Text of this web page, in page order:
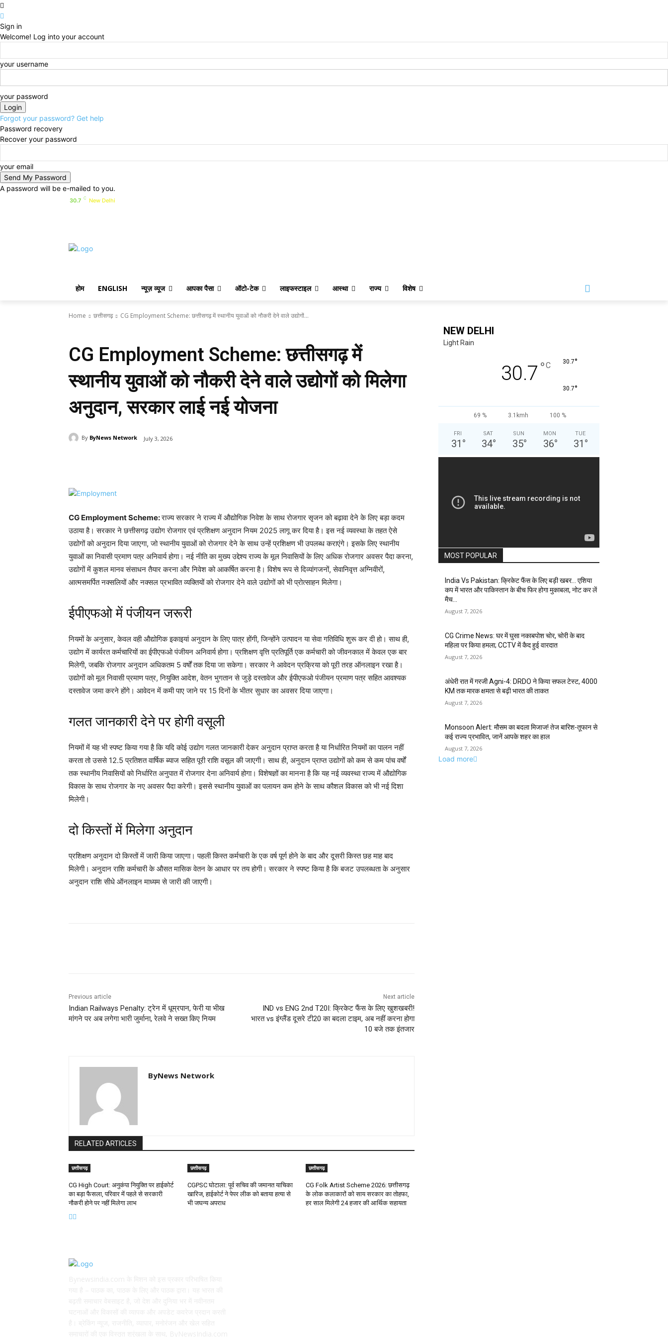
Sign in
Welcome! Log into your account
your username
your password
Forgot your password? Get help
Password recovery
Recover your password
your email
A password will be e-mailed to you.
30.7 C New Delhi
होम ENGLISH न्यूज़ व्यूज आपका पैसा ऑटो-टेक लाइफस्टाइल आस्था राज्य विशेष
Home छत्तीसगढ़ CG Employment Scheme: छत्तीसगढ़ में स्थानीय युवाओं को नौकरी देने वाले उद्योगों...
CG Employment Scheme: छत्तीसगढ़ में
स्थानीय युवाओं को नौकरी देने वाले उद्योगों को मिलेगा
अनुदान, सरकार लाई नई योजना
By ByNews Network July 3, 2026
CG Employment Scheme:राज्य सरकार ने राज्य में औद्योगिक निवेश के साथ रोजगार सृजन को बढ़ावा देने के लिए बड़ा कदम
उठाया है। सरकार ने छत्तीसगढ़ उद्योग रोजगार एवं प्रशिक्षण अनुदान नियम 2025 लागू कर दिया है। इस नई व्यवस्था के तहत ऐसे
उद्योगों को अनुदान दिया जाएगा, जो स्थानीय युवाओं को रोजगार देने के साथ उन्हें प्रशिक्षण भी उपलब्ध कराएंगे। इसके लिए स्थानीय
युवाओं का निवासी प्रमाण पत्र अनिवार्य होगा। नई नीति का मुख्य उद्देश्य राज्य के मूल निवासियों के लिए अधिक रोजगार अवसर पैदा करना,
उद्योगों में कुशल मानव संसाधन तैयार करना और निवेश को आकर्षित करना है। विशेष रूप से दिव्यांगजनों, सेवानिवृत्त अग्निवीरों,
आत्मसमर्पित नक्सलियों और नक्सल प्रभावित व्यक्तियों को रोजगार देने वाले उद्योगों को भी प्रोत्साहन मिलेगा।
ईपीएफओ में पंजीयन जरूरी
नियमों के अनुसार, केवल वही औद्योगिक इकाइयां अनुदान के लिए पात्र होंगी, जिन्होंने उत्पादन या सेवा गतिविधि शुरू कर दी हो। साथ ही,
उद्योग में कार्यरत कर्मचारियों का ईपीएफओ पंजीयन अनिवार्य होगा। प्रशिक्षण वृत्ति प्रतिपूर्ति एक कर्मचारी को जीवनकाल में केवल एक बार
मिलेगी, जबकि रोजगार अनुदान अधिकतम 5 वर्षों तक दिया जा सकेगा। सरकार ने आवेदन प्रक्रिया को पूरी तरह ऑनलाइन रखा है।
उद्योगों को मूल निवासी प्रमाण पत्र, नियुक्ति आदेश, वेतन भुगतान से जुड़े दस्तावेज और ईपीएफओ पंजीयन प्रमाण पत्र सहित आवश्यक
दस्तावेज जमा करने होंगे। आवेदन में कमी पाए जाने पर 15 दिनों के भीतर सुधार का अवसर दिया जाएगा।
गलत जानकारी देने पर होगी वसूली
नियमों में यह भी स्पष्ट किया गया है कि यदि कोई उद्योग गलत जानकारी देकर अनुदान प्राप्त करता है या निर्धारित नियमों का पालन नहीं
करता तो उससे 12.5 प्रतिशत वार्षिक ब्याज सहित पूरी राशि वसूल की जाएगी। साथ ही, अनुदान प्राप्त उद्योगों को कम से कम पांच वर्षों
तक स्थानीय निवासियों को निर्धारित अनुपात में रोजगार देना अनिवार्य होगा। विशेषज्ञों का मानना है कि यह नई व्यवस्था राज्य में औद्योगिक
विकास के साथ रोजगार के नए अवसर पैदा करेगी। इससे स्थानीय युवाओं का पलायन कम होने के साथ कौशल विकास को भी नई दिशा
मिलेगी।
दो किस्तों में मिलेगा अनुदान
प्रशिक्षण अनुदान दो किस्तों में जारी किया जाएगा। पहली किस्त कर्मचारी के एक वर्ष पूर्ण होने के बाद और दूसरी किस्त छह माह बाद
मिलेगी। अनुदान राशि कर्मचारी के औसत मासिक वेतन के आधार पर तय होगी। सरकार ने स्पष्ट किया है कि बजट उपलब्धता के अनुसार
अनुदान राशि सीधे ऑनलाइन माध्यम से जारी की जाएगी।
Previous article
Indian Railways Penalty: ट्रेन में धूम्रपान, फेरी या भीख
मांगने पर अब लगेगा भारी जुर्माना, रेलवे ने सख्त किए नियम
Next article
IND vs ENG 2nd T20I: क्रिकेट फैंस के लिए खुशखबरी!
भारत vs इंग्लैंड दूसरे टी20 का बदला टाइम, अब नहीं करना होगा
10 बजे तक इंतजार
ByNews Network
RELATED ARTICLES
छत्तीसगढ़
CG High Court: अनुकंपा नियुक्ति पर हाईकोर्ट
का बड़ा फैसला, परिवार में पहले से सरकारी
नौकरी होने पर नहीं मिलेगा लाभ
छत्तीसगढ़
CGPSC घोटाला: पूर्व सचिव की जमानत याचिका
खारिज, हाईकोर्ट ने पेपर लीक को बताया हत्या से
भी जघन्य अपराध
छत्तीसगढ़
CG Folk Artist Scheme 2026: छत्तीसगढ़
के लोक कलाकारों को साय सरकार का तोहफा,
हर साल मिलेगी 24 हजार की आर्थिक सहायता
NEW DELHI
Light Rain
30.7 °C 30.7°
30.7°
69 % 3.1kmh 100 %
FRI
31 °
SAT
34°
SUN
35°
MON
36°
TUE
31 °
MOST POPULAR
India Vs Pakistan: क्रिकेट फैंस के लिए बड़ी खबर… एशिया
कप में भारत और पाकिस्तान के बीच फिर होगा मुकाबला, नोट कर लें
मैच...
August 7, 2026
CG Crime News: घर में घुसा नकाबपोश चोर, चोरी के बाद
महिला पर किया हमला; CCTV में कैद हुई वारदात
August 7, 2026
अंधेरी रात में गरजी Agni-4: DRDO ने किया सफल टेस्ट, 4000
KM तक मारक क्षमता से बढ़ी भारत की ताकत
August 7, 2026
Monsoon Alert: मौसम का बदला मिजाज! तेज बारिश-तूफान से
कई राज्य प्रभावित, जानें आपके शहर का हाल
August 7, 2026
Load more